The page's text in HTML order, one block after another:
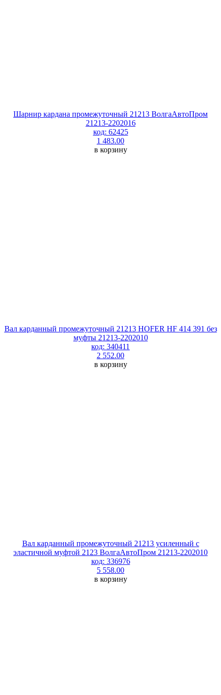
Шарнир кардана промежуточный 21213 ВолгаАвтоПром
21213-2202016
код: 62425
1 483.00
в корзину
Вал карданный промежуточный 21213 HOFER HF 414 391 без
муфты 21213-2202010
код: 340411
2 552.00
в корзину
Вал карданный промежуточный 21213 усиленный с
эластичной муфтой 2123 ВолгаАвтоПром 21213-2202010
код: 336976
5 558.00
в корзину